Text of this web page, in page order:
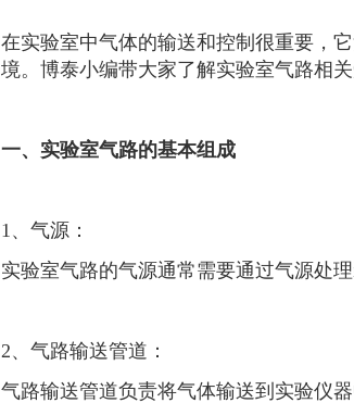
在实验室中气体的输送和控制很重要，
境。博泰小编带大家了解实验室气路相关
一、实验室气路的基本组成
1、气源：
实验室气路的气源通常需要通过气源处
2、气路输送管道：
气路输送管道负责将气体输送到实验仪